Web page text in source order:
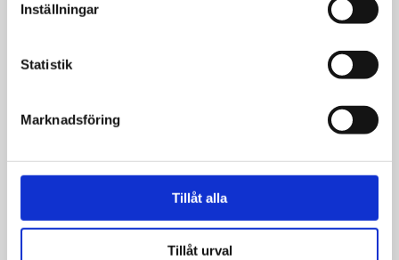
Inställningar
Statistik
Marknadsföring
Tillåt alla
Tillåt urval
Huskvarna
kristna ledare för
manar till guds­